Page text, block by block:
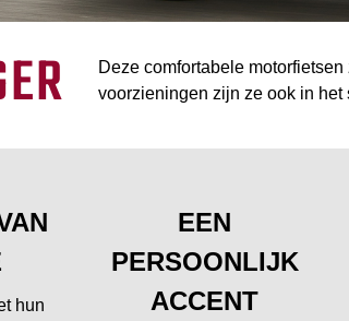
Deze comfortabele
voorzieningen zijn ze ook in
hun
EEN
PERSOONLIJK
ACCENT